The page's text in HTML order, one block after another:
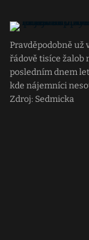
Pravděpodobně už
řádově tisíce žalob
posledním dnem
kde nájemníci
Zdroj: Sedmicka